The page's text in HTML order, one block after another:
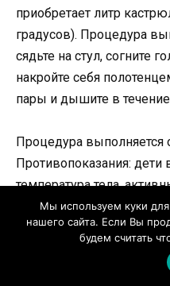
приобретает литр
градусов). Процедура
сядьте на стул, согните
накройте себя
пары и дышите в
Процедура выполняется
Противопоказания: дети
температура тела,
индивидуальная
курс лечения до
дыхания через нос и
Мы используем куки
нашего сайта. Если Вы
будем считать